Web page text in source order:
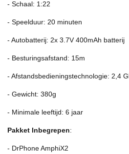
- Schaal: 1:22
- Speelduur: 20 minuten
- Autobatterij: 2x 3.7V 400mAh batterij
- Besturingsafstand: 15m
- Afstandsbedieningstechnologie: 2,4
- Gewicht: 380g
- Minimale leeftijd: 6 jaar
Pakket Inbegrepen:
- DrPhone AmphiX2